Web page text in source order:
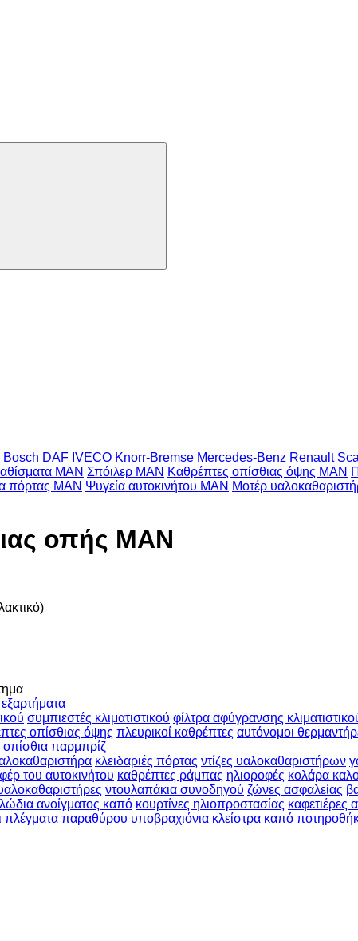
Bosch DAF IVECO Knorr-Bremse Mercedes-Benz Renault
MAN Σπόιλερ MAN Καθρέπτες οπίσθιας όψης MAN
πόρτας MAN Ψυγεία αυτοκινήτου MAN Μοτέρ
οπής MAN
εξαρτήματα
συμπιεστές κλιματιστικού φίλτρα αφύγρανσης
οπίσθιας όψης πλευρικοί καθρέπτες αυτόνομοι
οπίσθια παρμπρίζ
κλειδαριές πόρτας ντίζες υαλοκαθαριστήρων
του αυτοκινήτου καθρέπτες ράμπας ηλιοροφές κολάρα
ντουλαπάκια συνοδηγού ζώνες ασφαλείας
ανοίγματος καπό κουρτίνες ηλιοπροστασίας καφετιέρες
πλέγματα παραθύρου υποβραχιόνια κλείστρα καπό